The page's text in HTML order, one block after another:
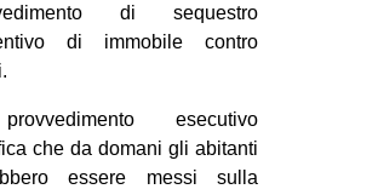
di sequestro
di immobile contro
esecutivo
che da domani gli abitanti
essere messi sulla